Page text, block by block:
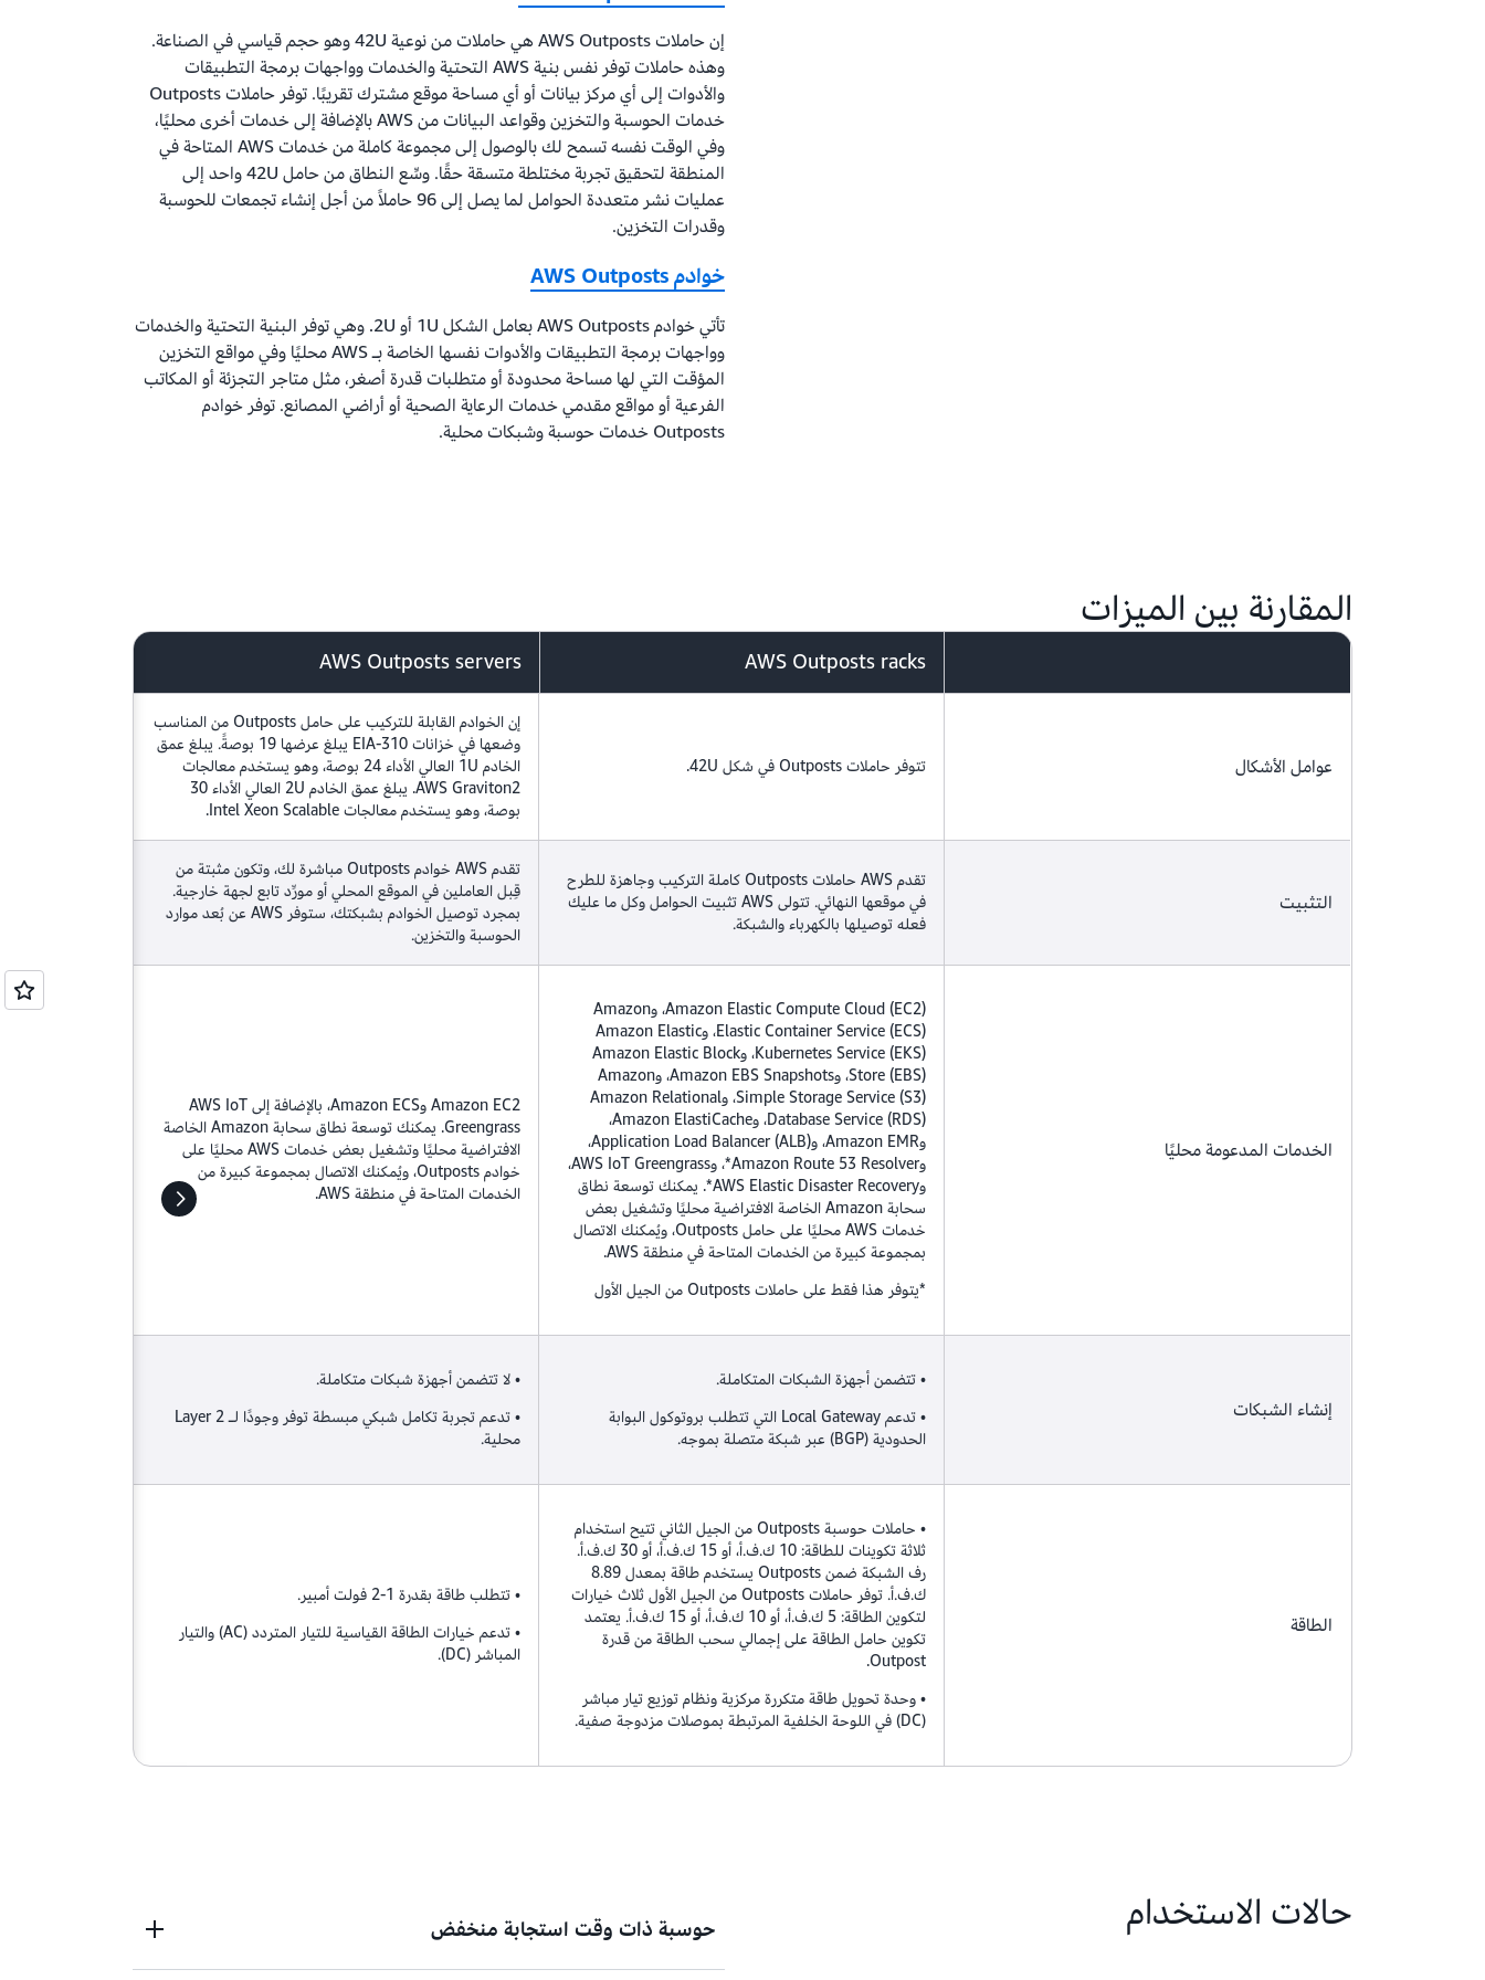
إن حاملات AWS Outposts هي حاملات من نوعية 42U وهو حجم قياسي في الصناعة.
وهذه حاملات توفر نفس بنية AWS التحتية والخدمات وواجهات برمجة التطبيقات
والأدوات إلى أي مركز بيانات أو أي مساحة موقع مشترك تقريبًا. توفر حاملات Outposts
خدمات الحوسبة والتخزين وقواعد البيانات من AWS بالإضافة إلى خدمات أخرى محليًا،
وفي الوقت نفسه تسمح لك بالوصول إلى مجموعة كاملة من خدمات AWS المتاحة في
المنطقة لتحقيق تجربة مختلطة متسقة حقًا. وسِّع النطاق من حامل 42U واحد إلى
عمليات نشر متعددة الحوامل لما يصل إلى 96 حاملاً من أجل إنشاء تجمعات للحوسبة
وقدرات التخزين.
خوادم AWS Outposts
تأتي خوادم AWS Outposts بعامل الشكل 1U أو 2U. وهي توفر البنية التحتية والخدمات
وواجهات برمجة التطبيقات والأدوات نفسها الخاصة بـ AWS محليًا وفي مواقع التخزين
المؤقت التي لها مساحة محدودة أو متطلبات قدرة أصغر، مثل متاجر التجزئة أو المكاتب
الفرعية أو مواقع مقدمي خدمات الرعاية الصحية أو أراضي المصانع. توفر خوادم
Outposts خدمات حوسبة وشبكات محلية.
المقارنة بين الميزات
AWS Outposts racks
AWS Outposts servers
عوامل الأشكال تتوفر حاملات Outposts في شكل 42U.
إن الخوادم القابلة للتركيب على حامل Outposts من المناسب
وضعها في خزانات EIA-310 يبلغ عرضها 19 بوصةً. يبلغ عمق
الخادم 1U العالي الأداء 24 بوصة، وهو يستخدم معالجات
AWS Graviton2. يبلغ عمق الخادم 2U العالي الأداء 30
بوصة، وهو يستخدم معالجات Intel Xeon Scalable.
التثبيت
تقدم AWS حاملات Outposts كاملة التركيب وجاهزة للطرح
في موقعها النهائي. تتولى AWS تثبيت الحوامل وكل ما عليك
فعله توصيلها بالكهرباء والشبكة.
تقدم AWS خوادم Outposts مباشرة لك، وتكون مثبتة من
قِبل العاملين في الموقع المحلي أو مورِّد تابع لجهة خارجية.
بمجرد توصيل الخوادم بشبكتك، ستوفر AWS عن بُعد موارد
الحوسبة والتخزين.
الخدمات المدعومة محليًا
Amazon Elastic Compute Cloud (EC2)، وAmazon
Elastic Container Service (ECS)، وAmazon Elastic
Kubernetes Service (EKS)،
وAmazon Elastic Block
Store (EBS)، وAmazon EBS Snapshots، وAmazon
Simple Storage Service (S3)، وAmazon Relational
Database Service (RDS)، وAmazon ElastiCache،
وAmazon EMR، وApplication Load Balancer (ALB)،
وAmazon Route 53 Resolver*، وAWS IoT Greengrass،
وAWS Elastic Disaster Recovery*. يمكنك توسعة نطاق
سحابة Amazon الخاصة الافتراضية محليًا وتشغيل بعض
خدمات AWS محليًا على حامل Outposts، ويُمكنك الاتصال
بمجموعة كبيرة من الخدمات المتاحة في منطقة AWS.
*يتوفر هذا فقط على حاملات Outposts من الجيل الأول
Amazon EC2 وAmazon ECS، بالإضافة إلى AWS IoT
Greengrass. يمكنك توسعة نطاق سحابة Amazon الخاصة
الافتراضية محليًا وتشغيل بعض خدمات AWS محليًا على
خوادم Outposts، ويُمكنك الاتصال بمجموعة كبيرة من
الخدمات المتاحة في منطقة AWS.
إنشاء الشبكات
• تتضمن أجهزة الشبكات المتكاملة.
• تدعم Local Gateway التي تتطلب بروتوكول البوابة
الحدودية (BGP) عبر شبكة متصلة بموجه.
• لا تتضمن أجهزة شبكات متكاملة.
• تدعم تجربة تكامل شبكي مبسطة توفر وجودًا لـ Layer 2
محلية.
الطاقة
• حاملات حوسبة Outposts من الجيل الثاني تتيح استخدام
ثلاثة تكوينات للطاقة: 10 ك.ف.أ، أو 15 ك.ف.أ، أو 30 ك.ف.أ.
رف الشبكة ضمن Outposts يستخدم طاقة بمعدل 8.89
ك.ف.أ. توفر حاملات Outposts من الجيل الأول ثلاث خيارات
لتكوين الطاقة: 5 ك.ف.أ، أو 10 ك.ف.أ، أو 15 ك.ف.أ. يعتمد
تكوين حامل الطاقة على إجمالي سحب الطاقة من قدرة
Outpost.
• وحدة تحويل طاقة متكررة مركزية ونظام توزيع تيار مباشر
(DC) في اللوحة الخلفية المرتبطة بموصلات مزدوجة صفية.
• تتطلب طاقة بقدرة 1-2 فولت أمبير.
• تدعم خيارات الطاقة القياسية للتيار المتردد (AC) والتيار
المباشر (DC).
حالات الاستخدام حوسبة ذات وقت استجابة منخفض